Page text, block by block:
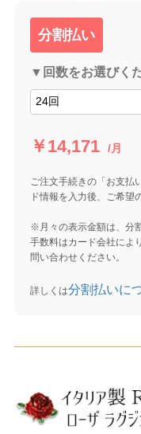
分割払い
▼回数をお選びく
￥14,171 /月
ご注文手続きの「お支払
ド情報を入力後、ご希望
※月々の表示金額は、分
手数料はカード会社によ
問い合わせください。
詳しくは分割払いに